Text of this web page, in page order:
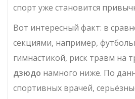
спорт уже становится
Вот интересный факт: в
секциями, например,
гимнастикой, риск травм на
дзюдо намного ниже. По
спортивных врачей,